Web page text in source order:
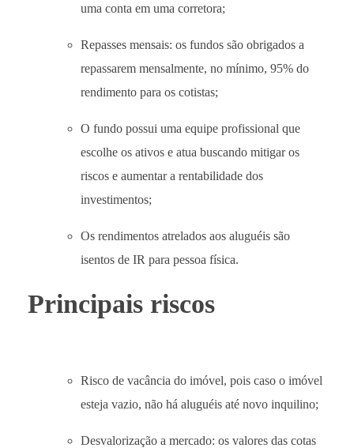
uma conta em uma corretora;
Repasses mensais: os fundos são obrigados a
repassarem mensalmente, no mínimo, 95% do
rendimento para os cotistas;
O fundo possui uma equipe profissional que
escolhe os ativos e atua buscando mitigar os
riscos e aumentar a rentabilidade dos
investimentos;
Os rendimentos atrelados aos aluguéis são
isentos de IR para pessoa física.
Principais riscos
Risco de vacância do imóvel, pois caso o imóvel
esteja vazio, não há aluguéis até novo inquilino;
Desvalorização a mercado: os valores das cotas